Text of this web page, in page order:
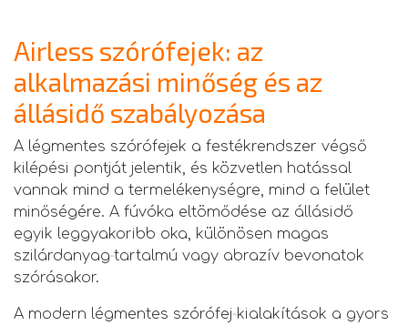
Airless szórófejek: az
alkalmazási minőség és az
állásidő szabályozása
A légmentes szórófejek a festékrendszer végső
kilépési pontját jelentik, és közvetlen hatással
vannak mind a termelékenységre, mind a felület
minőségére. A fúvóka eltömődése az állásidő
egyik leggyakoribb oka, különösen magas
szilárdanyag‑tartalmú vagy abrazív bevonatok
szórásakor.
A modern légmentes szórófej‑kialakítások a gyors